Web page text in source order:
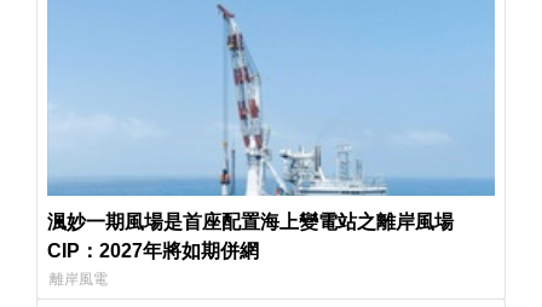
渢妙一期風場是首座配置海上變電站之離岸風場
CIP：2027年將如期併網
離岸風電